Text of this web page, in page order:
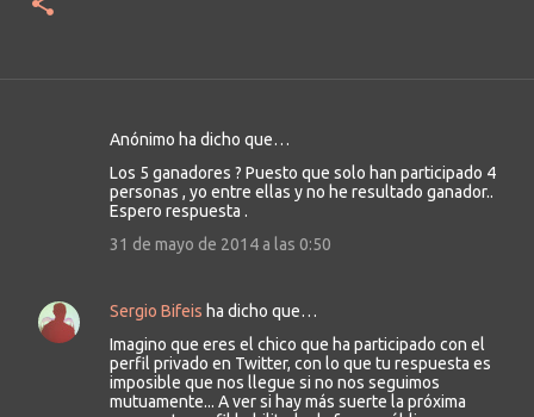
a
Anónimo ha dicho que…
Los 5 ganadores ? Puesto que solo han participado 4
personas , yo entre ellas y no he resultado ganador..
Espero respuesta .
31 de mayo de 2014 a las 0:50
Sergio Bifeis ha dicho que…
Imagino que eres el chico que ha participado con el
perfil privado en Twitter, con lo que tu respuesta es
imposible que nos llegue si no nos seguimos
mutuamente... A ver si hay más suerte la próxima